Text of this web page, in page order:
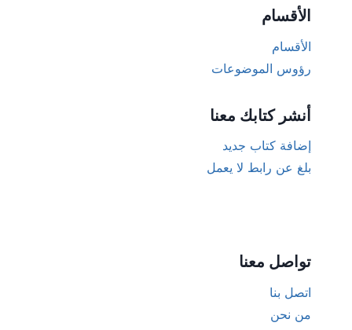
الأقسام
الأقسام
رؤوس الموضوعات
أنشر كتابك معنا
إضافة كتاب جديد
بلغ عن رابط لا يعمل
تواصل معنا
اتصل بنا
من نحن